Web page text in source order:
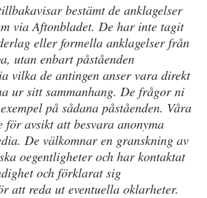
bestämt de anklagelser
via Aftonbladet. De har inte tagit
eller formella anklagelser från
utan enbart påståenden
vilka de antingen anser vara direkt
ur sitt sammanhang. De frågor ni
på sådana påståenden. Våra
för avsikt att besvara anonyma
De välkomnar en granskning av
oegentligheter och har kontaktat
och förklarat sig
att reda ut eventuella oklarheter.